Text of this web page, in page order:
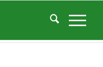
Cultura /